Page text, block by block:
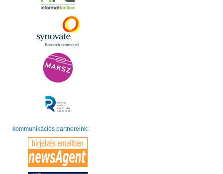
kommunikációs partnereink: